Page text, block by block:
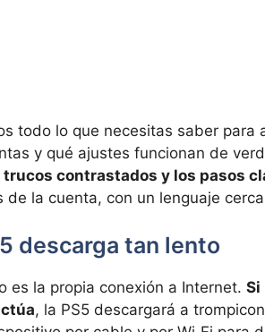
todo lo que necesitas saber para
y qué ajustes funcionan de
contrastados y los pasos
de la cuenta, con un lenguaje
descarga tan lento
es la propia conexión a Internet. Si
, la PS5 descargará a